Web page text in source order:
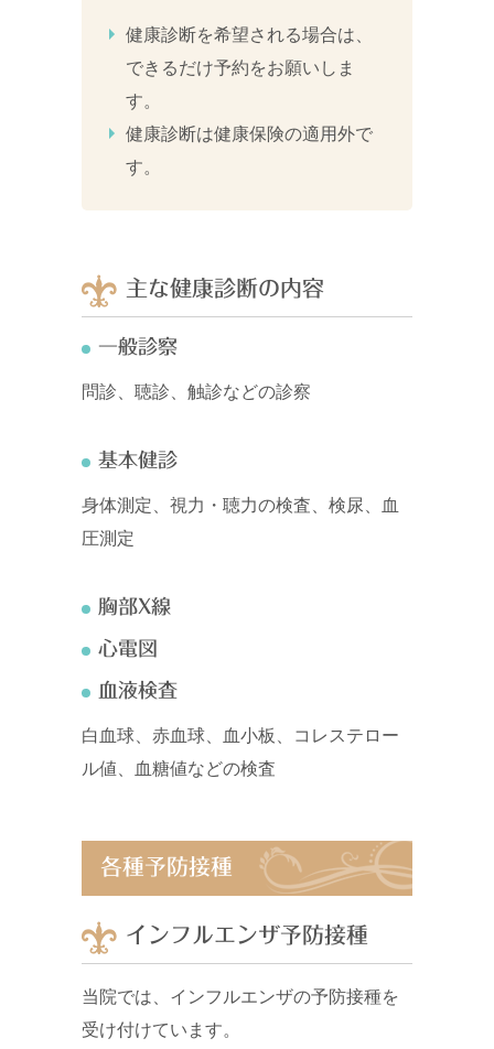
健康診断を希望される場合は、
できるだけ予約をお願いしま
す。
健康診断は健康保険の適用外で
す。
主な健康診断の内容
一般診察
問診、聴診、触診などの診察
基本健診
身体測定、視力・聴力の検査、検尿、血
圧測定
胸部X線
心電図
血液検査
白血球、赤血球、血小板、コレステロー
ル値、血糖値などの検査
各種予防接種
インフルエンザ予防接種
当院では、インフルエンザの予防接種を
受け付けています。